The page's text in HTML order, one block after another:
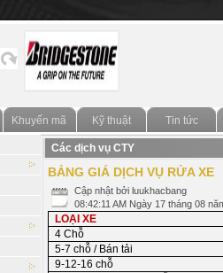
Khuyến mãi Kỹ thuật Tin tức
Các dịch vụ CTY
BẢNG GIÁ DỊCH VỤ RỬA XE
Cập nhật bởi luukhacbang
08:42:11 AM Ngày 17 tháng 08
LOẠI XE
4 Chỗ
5-7 chỗ / Bán tải
9-12-16 chỗ